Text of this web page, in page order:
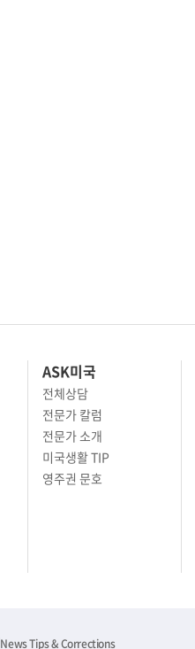
ASK미국
전체상담
전문가 칼럼
전문가 소개
미국생활 TIP
영주권 문호
News Tips & Corrections